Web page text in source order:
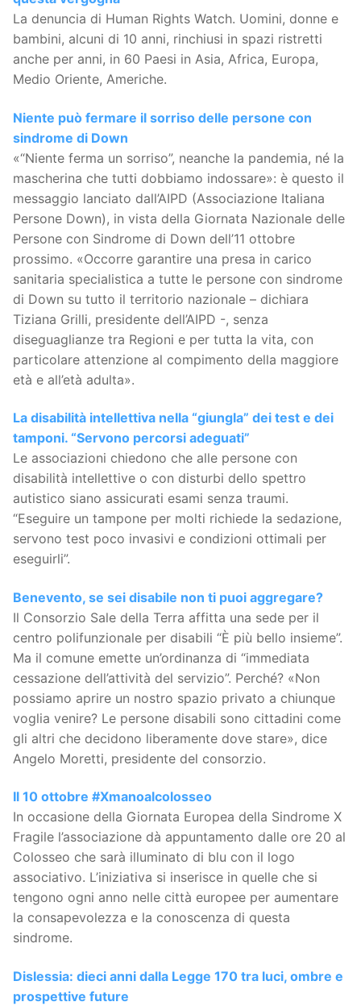
La denuncia di Human Rights Watch. Uomini, donne e
bambini, alcuni di 10 anni, rinchiusi in spazi ristretti
anche per anni, in 60 Paesi in Asia, Africa, Europa,
Medio Oriente, Americhe.
Niente può fermare il sorriso delle persone con
sindrome di Down
«“Niente ferma un sorriso”, neanche la pandemia, né la
mascherina che tutti dobbiamo indossare»: è questo il
messaggio lanciato dall’AIPD (Associazione Italiana
Persone Down), in vista della Giornata Nazionale delle
Persone con Sindrome di Down dell’11 ottobre
prossimo. «Occorre garantire una presa in carico
sanitaria specialistica a tutte le persone con sindrome
di Down su tutto il territorio nazionale – dichiara
Tiziana Grilli, presidente dell’AIPD -, senza
diseguaglianze tra Regioni e per tutta la vita, con
particolare attenzione al compimento della maggiore
età e all’età adulta».
La disabilità intellettiva nella “giungla” dei test e dei
tamponi. “Servono percorsi adeguati”
Le associazioni chiedono che alle persone con
disabilità intellettive o con disturbi dello spettro
autistico siano assicurati esami senza traumi.
“Eseguire un tampone per molti richiede la sedazione,
servono test poco invasivi e condizioni ottimali per
eseguirli”.
Benevento, se sei disabile non ti puoi aggregare?
Il Consorzio Sale della Terra affitta una sede per il
centro polifunzionale per disabili “È più bello insieme”.
Ma il comune emette un’ordinanza di “immediata
cessazione dell’attività del servizio”. Perché? «Non
possiamo aprire un nostro spazio privato a chiunque
voglia venire? Le persone disabili sono cittadini come
gli altri che decidono liberamente dove stare», dice
Angelo Moretti, presidente del consorzio.
Il 10 ottobre #Xmanoalcolosseo
In occasione della Giornata Europea della Sindrome X
Fragile l’associazione dà appuntamento dalle ore 20 al
Colosseo che sarà illuminato di blu con il logo
associativo. L’iniziativa si inserisce in quelle che si
tengono ogni anno nelle città europee per aumentare
la consapevolezza e la conoscenza di questa
sindrome.
Dislessia: dieci anni dalla Legge 170 tra luci, ombre e
prospettive future